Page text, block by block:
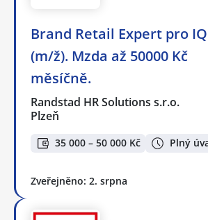
Brand Retail Expert pro
(m/ž). Mzda až 50000 Kč
měsíčně.
Randstad HR Solutions s.r.o.
Plzeň
35 000 – 50 000 Kč Plný
Zveřejněno: 2. srpna